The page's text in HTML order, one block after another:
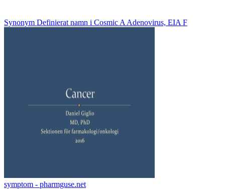
Synonym Definierat namn i Cosmic A Adenovirus, EIA F
symptom - pharmguse.net